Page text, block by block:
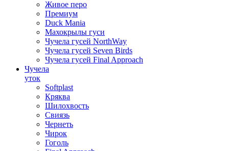
Живое перо
Премиум
Duck Mania
Махокрылы гуси
Чучела гусей NorthWay
Чучела гусей Seven Birds
Чучела гусей Final Approach
Чучела
уток
Softplast
Кряква
Шилохвость
Свиязь
Чернеть
Чирок
Гоголь